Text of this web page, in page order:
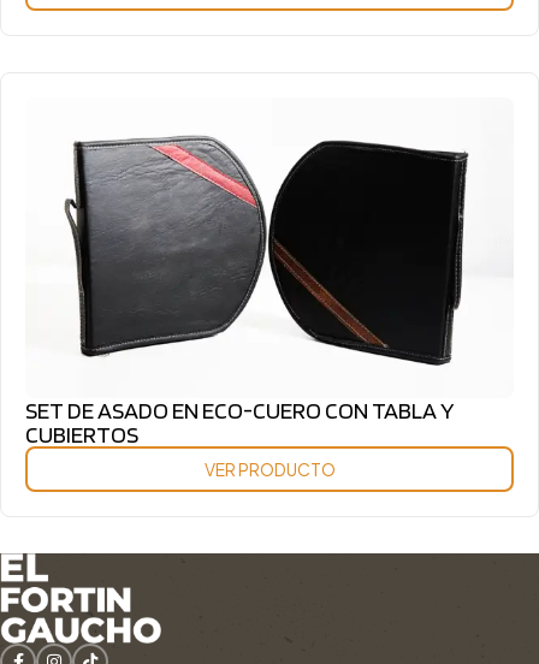
SET DE ASADO EN ECO-CUERO CON TABLA Y
CUBIERTOS
VER PRODUCTO